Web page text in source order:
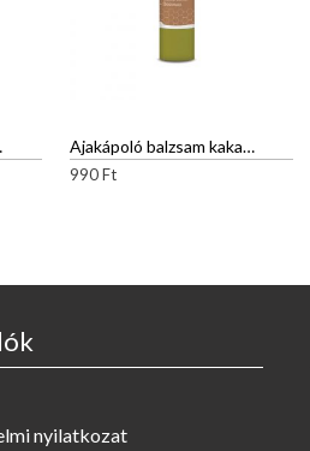
hajra Ajakápoló balzsam kakaóvajjal
990Ft
nyilatkozat